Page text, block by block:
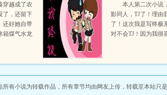
穿越成了农
了，还留下
好她自带
箱煤气水龙
得风生水
本人第二次小说
影同人，TJ了！理由
了！这次我是写终极
对不会TJ！因为我很
起讨论一下，群号
所有小说为转载作品，所有章节均由网友上传，转载至本站只